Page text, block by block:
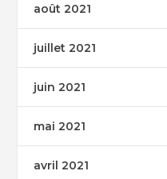
août 2021
juillet 2021
juin 2021
mai 2021
avril 2021